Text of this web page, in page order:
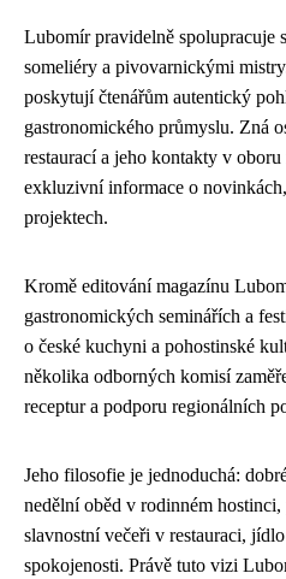
Lubomír pravidelně spolupracuje
someliéry a pivovarnickými
poskytují čtenářům autentický
gastronomického průmyslu. Zná
restaurací a jeho kontakty v
exkluzivní informace o
projektech.
Kromě editování magazínu
gastronomických seminářích a
o české kuchyni a pohostinské
několika odborných komisí
receptur a podporu regionálních
Jeho filosofie je jednoduchá:
nedělní oběd v rodinném
slavnostní večeři v restauraci,
spokojenosti. Právě tuto vizi